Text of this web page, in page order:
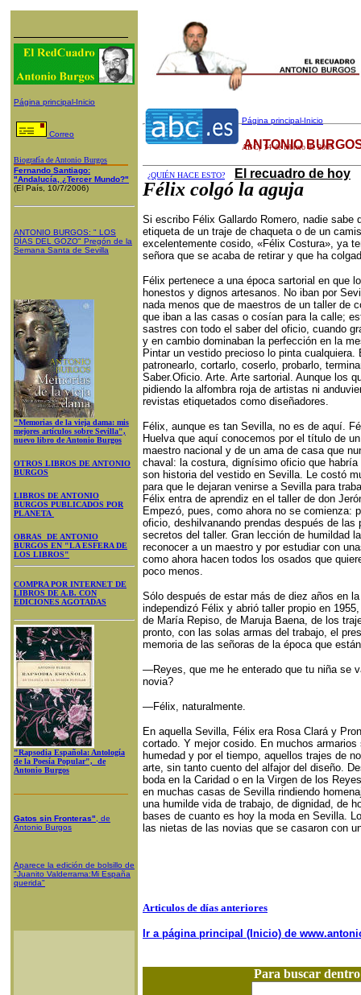
Página principal-Inicio
Correo
Biografía de Antonio Burgos
Fernando Santiago:
"Andalucía, ¿Tercer Mundo?"
(El País, 10/7/2006)
ANTONIO BURGOS: " LOS
DÍAS DEL GOZO" Pregón de la
Semana Santa de Sevilla
"Memorias de la vieja dama: mis
mejores artículos sobre Sevilla",
nuevo libro de Antonio Burgos
OTROS LIBROS DE ANTONIO
BURGOS
LIBROS DE ANTONIO
BURGOS PUBLICADOS POR
PLANETA
OBRAS DE ANTONIO
BURGOS EN "LA ESFERA DE
LOS LIBROS"
COMPRA POR INTERNET DE
LIBROS DE A.B. CON
EDICIONES AGOTADAS
"Rapsodia Española: Antología
de la Poesía Popular", de
Antonio Burgos
Gatos sin Fronteras" , de
Antonio Burgos
Aparece la edición de bolsillo de
"Juanito Valderrama:Mi España
querida"
Página principal-Inicio
ABC, 14de febrero de 2009
¿QUIÉN HACE ESTO? El recuadro de hoy
ANTONIO
Félix colgó la aguja
Si escribo Félix Gallardo Romero, nadie sabe
etiqueta de un traje de chaqueta o de un
excelentemente cosido, «Félix Costura», ya
señora que se acaba de retirar y que ha
Félix pertenece a una época sartorial en que
honestos y dignos artesanos. No iban por
nada menos que de maestros de un taller de
que iban a las casas o cosían para la calle;
sastres con todo el saber del oficio, cuando
y en cambio dominaban la perfección en la
Pintar un vestido precioso lo pinta
patronearlo, cortarlo, coserlo, probarlo,
Saber.Oficio. Arte. Arte sartorial. Aunque los
pidiendo la alfombra roja de artistas ni
revistas etiquetados como diseñadores.
Félix, aunque es tan Sevilla, no es de aquí.
Huelva que aquí conocemos por el título de
maestro nacional y de un ama de casa que
chaval: la costura, dignísimo oficio que
son historia del vestido en Sevilla. Le costó
para que le dejaran venirse a Sevilla para
Félix entra de aprendiz en el taller de don
Empezó, pues, como ahora no se comienza:
oficio, deshilvanando prendas después de
secretos del taller. Gran lección de humildad
reconocer a un maestro y por estudiar con
como ahora hacen todos los osados que
poco menos.
Sólo después de estar más de diez años en
independizó Félix y abrió taller propio en
de María Repiso, de Maruja Baena, de los
pronto, con las solas armas del trabajo, el
memoria de las señoras de la época que
—Reyes, que me he enterado que tu niña se
novia?
—Félix, naturalmente.
En aquella Sevilla, Félix era Rosa Clará y
cortado. Y mejor cosido. En muchos
humedad y por el tiempo, aquellos trajes de
arte, sin tanto cuento del alfajor del diseño.
boda en la Caridad o en la Virgen de los
en muchas casas de Sevilla rindiendo
una humilde vida de trabajo, de dignidad, de
bases de cuanto es hoy la moda en Sevilla.
las nietas de las novias que se casaron con
Articulos de días anteriores
Ir a página principal (Inicio) de
Para buscar